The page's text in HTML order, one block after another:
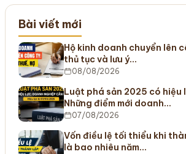
Bài viết mới
Hộ kinh doanh chuyển lên
thủ tục và lưu ý…
08/08/2026
Luật phá sản 2025 có hiệu
Những điểm mới doanh…
07/08/2026
Vốn điều lệ tối thiểu khi
là bao nhiêu năm…